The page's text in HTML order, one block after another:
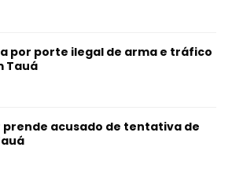
por porte ilegal de arma e tráfico
Tauá
prende acusado de tentativa de